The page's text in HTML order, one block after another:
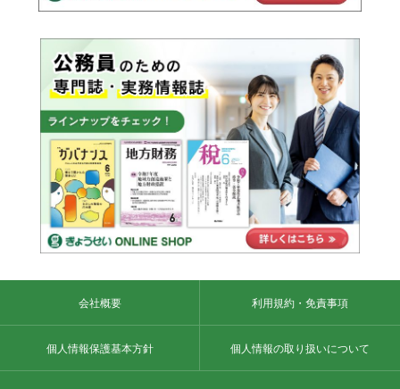
会社概要 利用規約・免責事項
個人情報保護基本方針 個人情報の取り扱いについて